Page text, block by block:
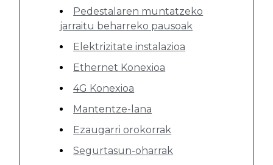
Pedestalaren muntatzeko
jarraitu beharreko pausoak
Elektrizitate instalazioa
Ethernet Konexioa
4G Konexioa
Mantentze-lana
Ezaugarri orokorrak
Segurtasun-oharrak